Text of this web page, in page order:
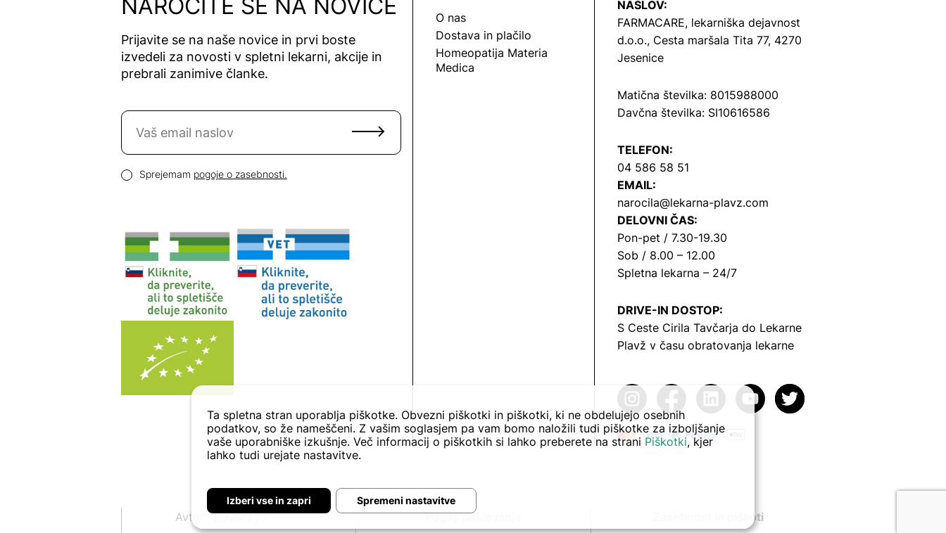
NAROČITE SE NA NOVICE
Prijavite se na naše novice in prvi boste
izvedeli za novosti v spletni lekarni, akcije in
prebrali zanimive članke.
Naročite se na novice
Pogoji zasebnosti
Sprejemam pogoje o zasebnosti.
O nas
Dostava in plačilo
Homeopatija Materia
Medica
NASLOV:
FARMACARE, lekarniška dejavnost
d.o.o., Cesta maršala Tita 77, 4270
Jesenice
Matična številka: 8015988000
Davčna številka: SI10616586
TELEFON:
04 586 58 51
EMAIL:
narocila@lekarna-plavz.com
DELOVNI ČAS:
Pon-pet / 7.30-19.30
Sob / 8.00 – 12.00
Spletna lekarna – 24/7
DRIVE-IN DOSTOP:
S Ceste Cirila Tavčarja do Lekarne
Plavž v času obratovanja lekarne
Avtor: Pogoji poslovanja Zasebnost in piškoti
Ta spletna stran uporablja piškotke. Obvezni piškotki in piškotki, ki ne obdelujejo osebnih
podatkov, so že nameščeni. Z vašim soglasjem pa vam bomo naložili tudi piškotke za izboljšanje
vaše uporabniške izkušnje. Več informacij o piškotkih si lahko preberete na strani Piškotki, kjer
lahko tudi urejate nastavitve.
Spremeni nastavitve
Izberi vse in zapri